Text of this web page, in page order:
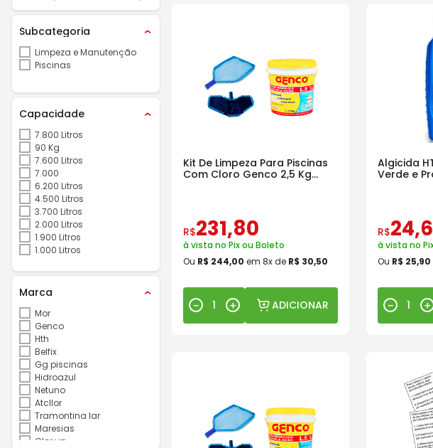
Subcategoria
Limpeza e Manutenção
Piscinas
Capacidade
7.800 Litros
90 Kg
7.600 Litros
7.000
6.200 Litros
4.500 Litros
3.700 Litros
2.000 Litros
1.900 Litros
1.000 Litros
Marca
Mor
Genco
Hth
Belfix
Gg piscinas
Hidroazul
Netuno
Atcllor
Tramontina lar
Maresias
Clor up
Kit De Limpeza Para Piscinas
Com Cloro Genco 2,5 Kg
R$231,80
à vista no Pix ou Boleto
Ou R$ 244,00 em 8x de R$ 30,50
＋
－ ADICIONAR
Algicida
Verde e
R$24,
à vista no
Ou R$ 25,90
＋
－